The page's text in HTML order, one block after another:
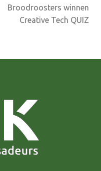
Broodroosters winnen
Creative Tech QUIZ